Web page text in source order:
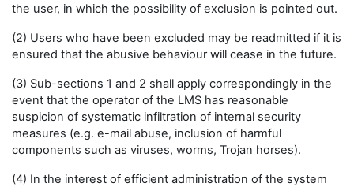
the user, in which the possibility of exclusion is pointed out.
(2) Users who have been excluded may be readmitted if it is
ensured that the abusive behaviour will cease in the future.
(3) Sub-sections 1 and 2 shall apply correspondingly in the
event that the operator of the LMS has reasonable
suspicion of systematic infiltration of internal security
measures (e.g. e-mail abuse, inclusion of harmful
components such as viruses, worms, Trojan horses).
(4) In the interest of efficient administration of the system